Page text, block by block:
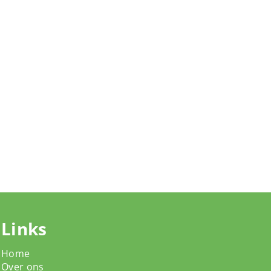
Links
Home
Over ons